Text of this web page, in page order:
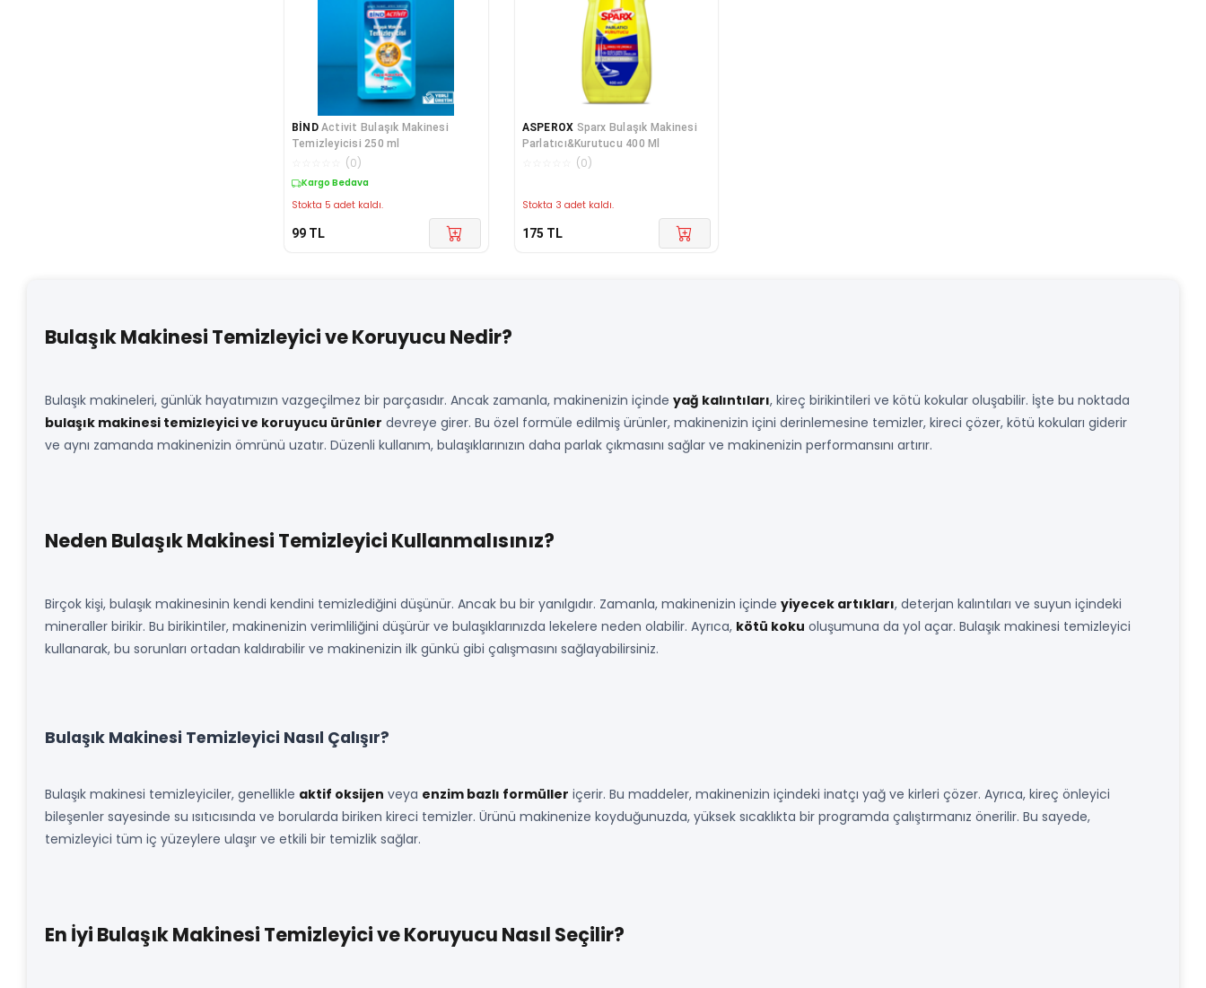
BİND Activit Bulaşık Makinesi
Temizleyicisi 250 ml
(0)
Kargo Bedava
Stokta 5 adet kaldı.
99 TL
ASPEROX Sparx Bulaşık Makinesi
Parlatıcı&Kurutucu 400 Ml
(0)
Stokta 3 adet kaldı.
175 TL
Bulaşık Makinesi Temizleyici ve Koruyucu Nedir?
Bulaşık makineleri, günlük hayatımızın vazgeçilmez bir parçasıdır. Ancak zamanla, makinenizin içinde yağ kalıntıları, kireç birikintileri ve kötü kokular oluşabilir. İşte bu noktada
bulaşık makinesi temizleyici ve koruyucu ürünler devreye girer. Bu özel formüle edilmiş ürünler, makinenizin içini derinlemesine temizler, kireci çözer, kötü kokuları giderir
ve aynı zamanda makinenizin ömrünü uzatır. Düzenli kullanım, bulaşıklarınızın daha parlak çıkmasını sağlar ve makinenizin performansını artırır.
Neden Bulaşık Makinesi Temizleyici Kullanmalısınız?
Birçok kişi, bulaşık makinesinin kendi kendini temizlediğini düşünür. Ancak bu bir yanılgıdır. Zamanla, makinenizin içinde yiyecek artıkları, deterjan kalıntıları ve suyun içindeki
mineraller birikir. Bu birikintiler, makinenizin verimliliğini düşürür ve bulaşıklarınızda lekelere neden olabilir. Ayrıca, kötü koku oluşumuna da yol açar. Bulaşık makinesi temizleyici
kullanarak, bu sorunları ortadan kaldırabilir ve makinenizin ilk günkü gibi çalışmasını sağlayabilirsiniz.
Bulaşık Makinesi Temizleyici Nasıl Çalışır?
Bulaşık makinesi temizleyiciler, genellikle aktif oksijen veya enzim bazlı formüller içerir. Bu maddeler, makinenizin içindeki inatçı yağ ve kirleri çözer. Ayrıca, kireç önleyici
bileşenler sayesinde su ısıtıcısında ve borularda biriken kireci temizler. Ürünü makinenize koyduğunuzda, yüksek sıcaklıkta bir programda çalıştırmanız önerilir. Bu sayede,
temizleyici tüm iç yüzeylere ulaşır ve etkili bir temizlik sağlar.
En İyi Bulaşık Makinesi Temizleyici ve Koruyucu Nasıl Seçilir?